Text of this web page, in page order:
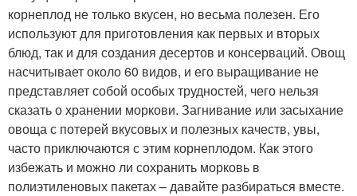
корнеплод не только вкусен, но весьма полезен. Его
используют для приготовления как первых и вторых
блюд, так и для создания десертов и консерваций. Овощ
насчитывает около 60 видов, и его выращивание не
представляет собой особых трудностей, чего нельзя
сказать о хранении моркови. Загнивание или засыхание
овоща с потерей вкусовых и полезных качеств, увы,
часто приключаются с этим корнеплодом. Как этого
избежать и можно ли сохранить морковь в
полиэтиленовых пакетах – давайте разбираться вместе.